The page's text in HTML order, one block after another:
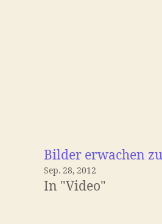
Bilder erwachen
Sep. 28, 2012
In "Video"